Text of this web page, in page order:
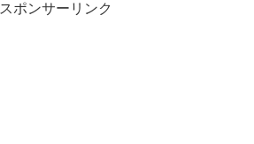
スポンサーリンク